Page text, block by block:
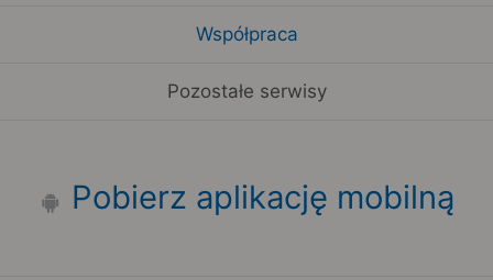
Współpraca
Pozostałe serwisy
Pobierz aplikację mobilną